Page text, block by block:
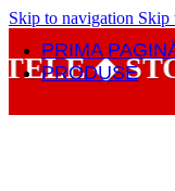
Skip to navigation Skip
◆ STOC
PRIMA
PRODUSE
Bluze cu